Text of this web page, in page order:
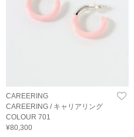
CAREERING
CAREERING / キャリアリング
COLOUR 701
¥80,300